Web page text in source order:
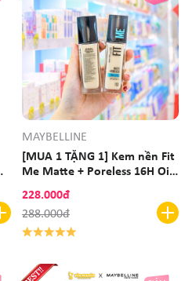
MAYBELLINE
[MUA 1 TẶNG 1] Kem nền Fit
Me Matte + Poreless 16H Oil
228.000đ
288.000đ